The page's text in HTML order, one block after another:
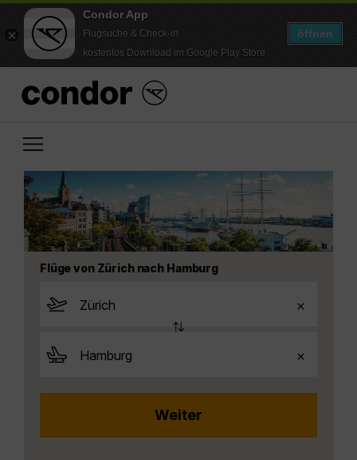
Condor App
Flugsuche & Check-in
kostenlos Download im Google Play Store
öffnen
Flüge von Zürich nach Hamburg